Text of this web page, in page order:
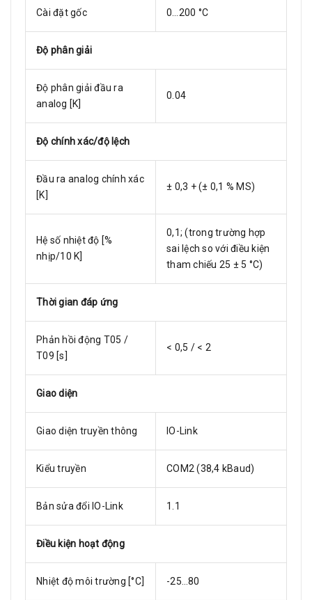
Cài đặt gốc 0…200 °C
Độ phân giải
Độ phân giải đầu ra
analog [K]
0.04
Độ chính xác/độ lệch
Đầu ra analog chính xác
[K]
± 0,3 + (± 0,1 % MS)
Hệ số nhiệt độ [%
nhịp/10 K]
0,1; (trong trường hợp
sai lệch so với điều kiện
tham chiếu 25 ± 5 °C)
Thời gian đáp ứng
Phản hồi động T05 /
T09 [s]
< 0,5 / < 2
Giao diện
Giao diện truyền thông IO-Link
Kiểu truyền COM2 (38,4 kBaud)
Bản sửa đổi IO-Link 1.1
Điều kiện hoạt động
Nhiệt độ môi trường [°C] -25…80